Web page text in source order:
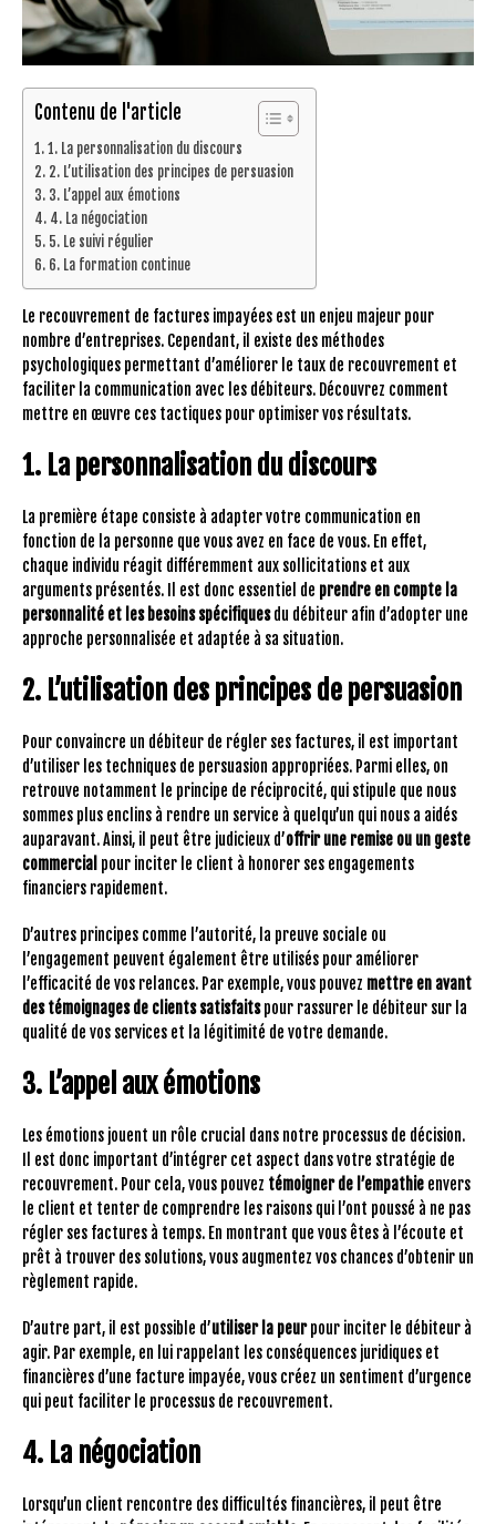
Contenu de l'article
1. La personnalisation du discours
2. L’utilisation des principes de persuasion
3. L’appel aux émotions
4. La négociation
5. Le suivi régulier
6. La formation continue
Le recouvrement de factures impayées est un enjeu majeur pour
nombre d’entreprises. Cependant, il existe des méthodes
psychologiques permettant d’améliorer le taux de recouvrement et
faciliter la communication avec les débiteurs. Découvrez comment
mettre en œuvre ces tactiques pour optimiser vos résultats.
1. La personnalisation du discours
La première étape consiste à adapter votre communication en
fonction de la personne que vous avez en face de vous. En effet,
chaque individu réagit différemment aux sollicitations et aux
arguments présentés. Il est donc essentiel de prendre en compte la
personnalité et les besoins spécifiquesdu débiteur afin d’adopter une
approche personnalisée et adaptée à sa situation.
2. L’utilisation des principes de persuasion
Pour convaincre un débiteur de régler ses factures, il est important
d’utiliser les techniques de persuasion appropriées. Parmi elles, on
retrouve notamment le principe de réciprocité, qui stipule que nous
sommes plus enclins à rendre un service à quelqu’un qui nous a aidés
auparavant. Ainsi, il peut être judicieux d’offrir une remise ou un geste
commercial pour inciter le client à honorer ses engagements
financiers rapidement.
D’autres principes comme l’autorité, la preuve sociale ou
l’engagement peuvent également être utilisés pour améliorer
l’efficacité de vos relances. Par exemple, vous pouvez mettre en avant
des témoignages de clients satisfaitspour rassurer le débiteur sur la
qualité de vos services et la légitimité de votre demande.
3. L’appel aux émotions
Les émotions jouent un rôle crucial dans notre processus de décision.
Il est donc important d’intégrer cet aspect dans votre stratégie de
recouvrement. Pour cela, vous pouvez témoigner de l’empathie envers
le client et tenter de comprendre les raisons qui l’ont poussé à ne pas
régler ses factures à temps. En montrant que vous êtes à l’écoute et
prêt à trouver des solutions, vous augmentez vos chances d’obtenir un
règlement rapide.
D’autre part, il est possible d’utiliser la peurpour inciter le débiteur à
agir. Par exemple, en lui rappelant les conséquences juridiques et
financières d’une facture impayée, vous créez un sentiment d’urgence
qui peut faciliter le processus de recouvrement.
4. La négociation
Lorsqu’un client rencontre des difficultés financières, il peut être